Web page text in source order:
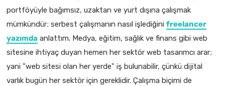
portföyüyle bağımsız, uzaktan ve yurt dışına çalışmak
mümkündür; serbest çalışmanın nasıl işlediğini freelancer
yazımda anlattım. Medya, eğitim, sağlık ve finans gibi web
sitesine ihtiyaç duyan hemen her sektör web tasarımcı arar;
yani "web sitesi olan her yerde" iş bulunabilir, çünkü dijital
varlık bugün her sektör için gereklidir. Çalışma biçimi de